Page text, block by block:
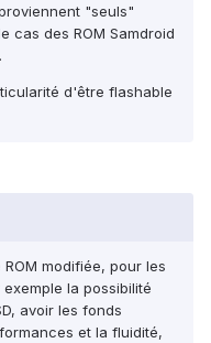
"seuls"
cas des ROM Samdroid
d'être flashable
modifiée, pour les
la possibilité
avoir les fonds
et la fluidité,